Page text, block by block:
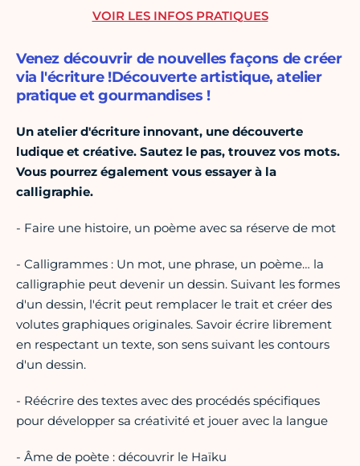
Venez découvrir de nouvelles façons de créer
via l'écriture !Découverte artistique, atelier
pratique et gourmandises !
Un atelier d'écriture innovant, une découverte
ludique et créative. Sautez le pas, trouvez vos mots.
Vous pourrez également vous essayer à la
calligraphie.
- Faire une histoire, un poème avec sa réserve de mot
- Calligrammes : Un mot, une phrase, un poème… la
calligraphie peut devenir un dessin. Suivant les formes
d'un dessin, l'écrit peut remplacer le trait et créer des
volutes graphiques originales. Savoir écrire librement
en respectant un texte, son sens suivant les contours
d'un dessin.
- Réécrire des textes avec des procédés spécifiques
pour développer sa créativité et jouer avec la langue
- Âme de poète : découvrir le Haïku
VOIR LES INFOS PRATIQUES